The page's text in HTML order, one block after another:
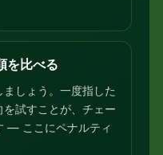
を比べる
ましょう。一度指した
試すことが、チェー
— ここにペナルティ